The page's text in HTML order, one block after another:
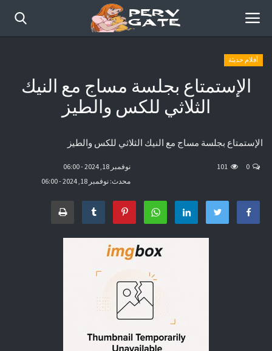
الرئيسية
قصص مصورة
أفلام حديثة
الإستمتاع بجلسة مساج مع النيك
الثلاثي للكس والطيز
الإستمتاع بجلسة مساج مع النيك الثلاثي للكس والطيز
نوفمبر 18, 2024 - 06:00
محدث: نوفمبر 18, 2024 - 06:00
0
101